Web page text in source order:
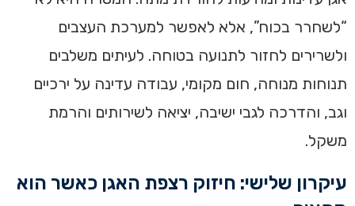
“לשחרר בכוח”, אלא לאפשר למערכת העצבים
ולשרירים לחזור לתנועה בטוחה. לעיתים משלבים
תנוחות מנוחה, חום מקומי, עבודה עדינה על ירכיים
וגב, והדרכה לגבי ישיבה, יציאה לשירותים והרמת
משקל.
עיקרון שלישי: חיזוק רצפת האגן כאשר הוא